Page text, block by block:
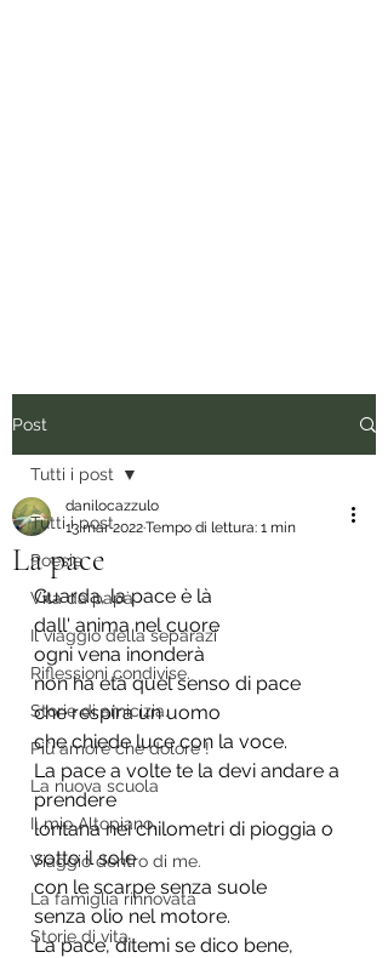
Post
Tutti i post
Poesie
Vita da papà
Il viaggio della separazi
Riflessioni condivise.
Storie di amicizia.
Più amore che dolore !
La nuova scuola
Il mio Altopiano.
Viaggio dentro di me.
La famiglia rinnovata
Storie di vita.
Tutti i post
La pace
danilocazzulo
13 mar 2022Tempo di lettura: 1 min
Guarda, la pace è là
dall' anima nel cuore
ogni vena inonderà
non ha età quel senso di pace
che respira un uomo
che chiede luce con la voce.
La pace a volte te la devi andare a
prendere
lontana nei chilometri di pioggia o
sotto il sole
con le scarpe senza suole
senza olio nel motore.
La pace, ditemi se dico bene,